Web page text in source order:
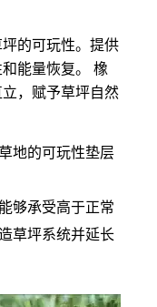
的可玩性。提供
能量恢复。 橡
，赋予草坪自然
地的可玩性垫层
够承受高于正常
草坪系统并延长